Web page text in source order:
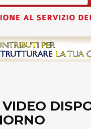
VIDEO